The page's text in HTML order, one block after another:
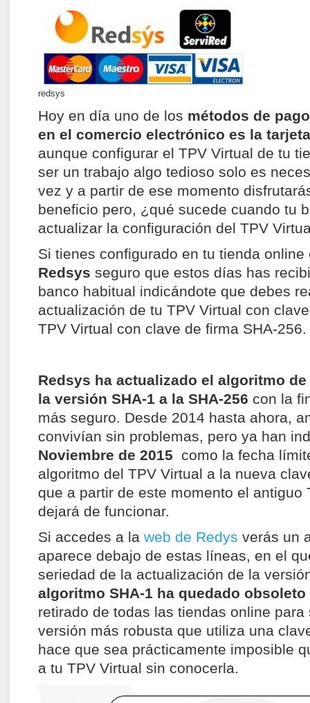
redsys
Hoy en día uno de los métodos de
en el comercio electrónico es la t
aunque configurar el TPV Virtual de tu
ser un trabajo algo tedioso solo es
vez y a partir de ese momento
beneficio pero, ¿qué sucede cuando tu
actualizar la configuración del TPV
Si tienes configurado en tu tienda
Redsys seguro que estos días has
banco habitual indicándote que debes
actualización de tu TPV Virtual con
TPV Virtual con clave de firma SHA-256.
Redsys ha actualizado el algoritmo
la versión SHA-1 a la SHA-256 con la
más seguro. Desde 2014 hasta ahora,
convivían sin problemas, pero ya han
Noviembre de 2015 como la fecha
algoritmo del TPV Virtual a la nueva
que a partir de este momento el antiguo
dejará de funcionar.
Si accedes a la web de Redys verás un
aparece debajo de estas líneas, en el
seriedad de la actualización de la
algoritmo SHA-1 ha quedado obsoleto
retirado de todas las tiendas online
versión más robusta que utiliza una
hace que sea prácticamente imposible
a tu TPV Virtual sin conocerla.